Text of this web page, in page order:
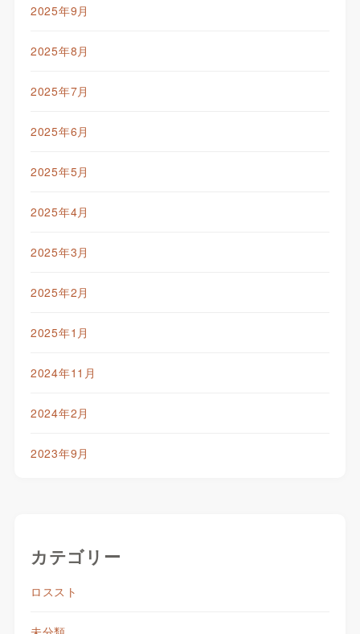
2025年9月
2025年8月
2025年7月
2025年6月
2025年5月
2025年4月
2025年3月
2025年2月
2025年1月
2024年11月
2024年2月
2023年9月
カテゴリー
ロススト